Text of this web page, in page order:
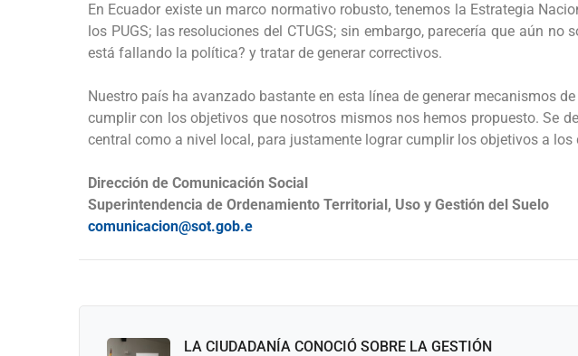
En Ecuador existe un marco normativo robusto, tenemos la Estrategia
los PUGS; las resoluciones del CTUGS; sin embargo, parecería que aún
está fallando la política? y tratar de generar correctivos.
Nuestro país ha avanzado bastante en esta línea de generar mecanismos
cumplir con los objetivos que nosotros mismos nos hemos propuesto. Se
central como a nivel local, para justamente lograr cumplir los objetivos a los
Dirección de Comunicación Social
Superintendencia de Ordenamiento Territorial, Uso y Gestión del Suelo
comunicacion@sot.gob.e
LA CIUDADANÍA CONOCIÓ SOBRE LA GESTIÓN